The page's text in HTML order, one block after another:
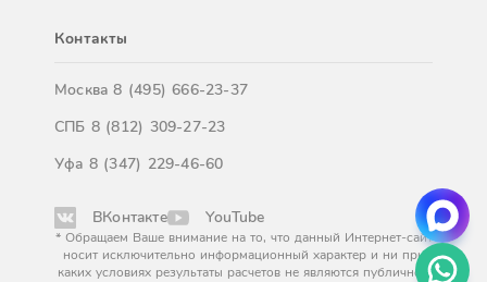
Контакты
Москва8 (495) 666-23-37
СПБ 8 (812) 309-27-23
Уфа 8 (347) 229-46-60
ВКонтакте YouTube
* Обращаем Ваше внимание на то, что данный Интернет-сайт
носит исключительно информационный характер и ни при
каких условиях результаты расчетов не являются публичной